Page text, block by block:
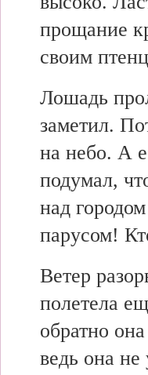
прощание
своим
Лошадь
заметил.
на небо. А
подумал,
над
парусом!
Ветер
полетела
обратно
ведь она не